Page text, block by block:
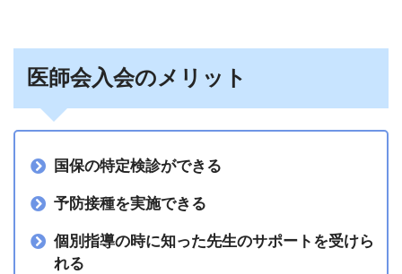
医師会入会のメリット
国保の特定検診ができる
予防接種を実施できる
個別指導の時に知った先生のサポートを受けら
れる